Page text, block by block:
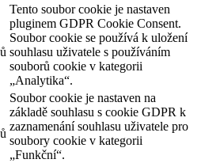
Tento soubor cookie je nastaven
pluginem GDPR Cookie Consent.
Soubor cookie se používá k uložení
souhlasu uživatele s používáním
souborů cookie v kategorii
„Analytika“.
Soubor cookie je nastaven na
základě souhlasu s cookie GDPR k
zaznamenání souhlasu uživatele pro
soubory cookie v kategorii
„Funkční“.